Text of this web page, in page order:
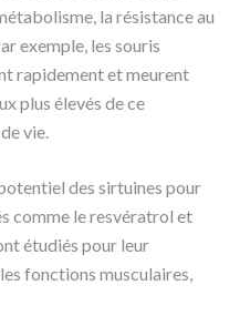
la résistance au
exemple, les souris
rapidement et meurent
plus élevés de ce
vie.
des sirtuines pour
comme le resvératrol et
étudiés pour leur
fonctions musculaires,